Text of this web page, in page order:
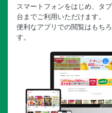
スマートフォンをはじめ、タ
台までご利用いただけます。
便利なアプリでの閲覧はもち
す。